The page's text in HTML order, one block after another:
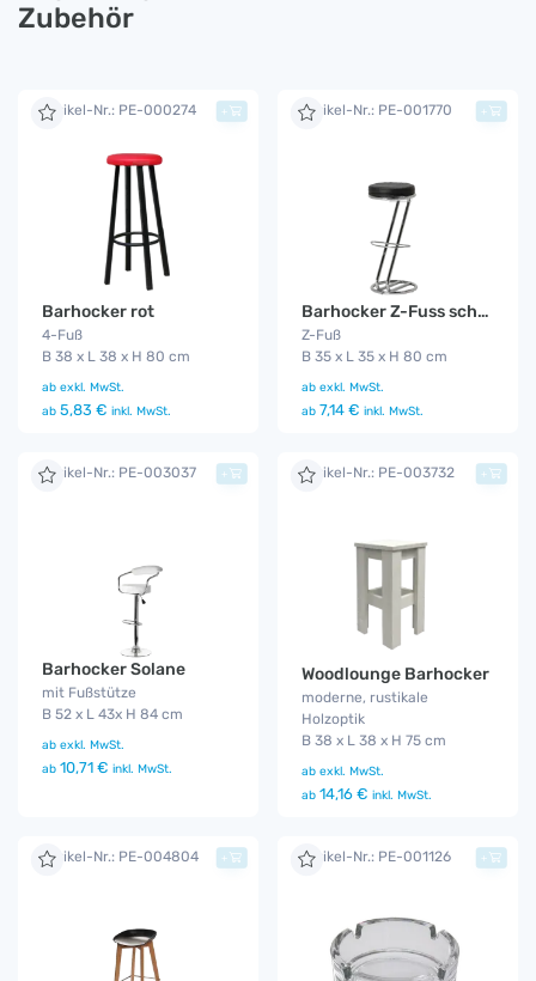
Zubehör
Artikel-Nr.: PE-000274
Barhocker rot
4-Fuß
B 38 x L 38 x H 80 cm
ab exkl. MwSt.
ab 5,83 € inkl. MwSt.
+ Artikel-Nr.: PE-001770
Barhocker Z-Fuss schwarz
Z-Fuß
B 35 x L 35 x H 80 cm
ab exkl. MwSt.
ab 7,14 € inkl. MwSt.
+
Artikel-Nr.: PE-003037
Barhocker Solane
mit Fußstütze
B 52 x L 43x H 84 cm
ab exkl. MwSt.
ab 10,71 € inkl. MwSt.
+ Artikel-Nr.: PE-003732
Woodlounge Barhocker
moderne, rustikale
Holzoptik
B 38 x L 38 x H 75 cm
ab exkl. MwSt.
ab 14,16 € inkl. MwSt.
+
Artikel-Nr.: PE-004804 + Artikel-Nr.: PE-001126 +